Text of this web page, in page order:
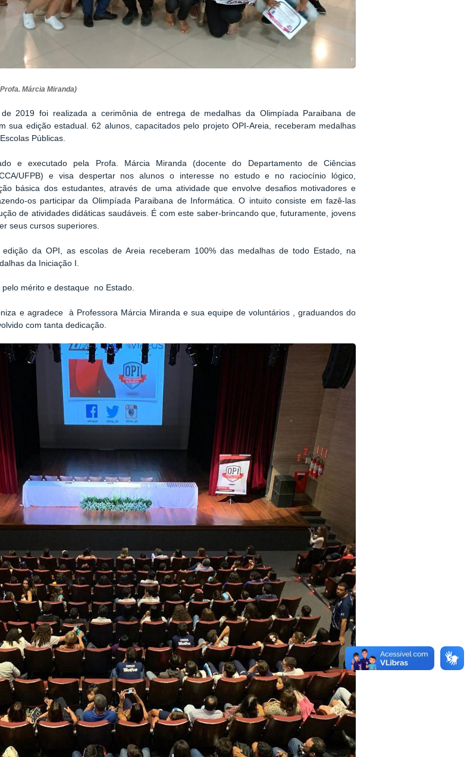
Márcia Miranda)
2019 foi realizada a cerimônia de entrega de medalhas da Olimpíada Paraibana de
sua edição estadual. 62 alunos, capacitados pelo projeto OPI-Areia, receberam medalhas
Públicas.
e executado pela
Profa. Márcia Miranda (docente do Departamento de Ciências
UFPB) e visa despertar nos alunos o interesse no estudo e no raciocínio lógico,
básica dos estudantes, através de uma atividade que envolve desafios motivadores e
os participar da Olimpíada Paraibana de Informática. O intuito consiste em fazê-las
de atividades didáticas saudáveis. É com este saber-brincando que, futuramente, jovens
seus cursos superiores.
da OPI, as escolas de Areia receberam 100% das medalhas de todo Estado, na
da Iniciação I.
pelo mérito e destaque no Estado.
e agradece à Professora Márcia Miranda e sua equipe de voluntários , graduandos do
com tanta dedicação.